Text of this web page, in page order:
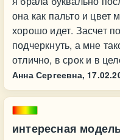
она как пальто и цвет
хорошо идет. Засчет
подчеркнуть, а мне
отлично, в срок и в
Анна Сергеевна,
интересная